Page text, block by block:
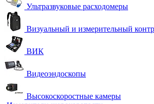
Автоматизированный контроль
Преобразователи и аксессуары
Сканирующие устройства
Соединительные кабели
Ультразвуковой гель